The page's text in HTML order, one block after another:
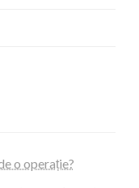
o operație?